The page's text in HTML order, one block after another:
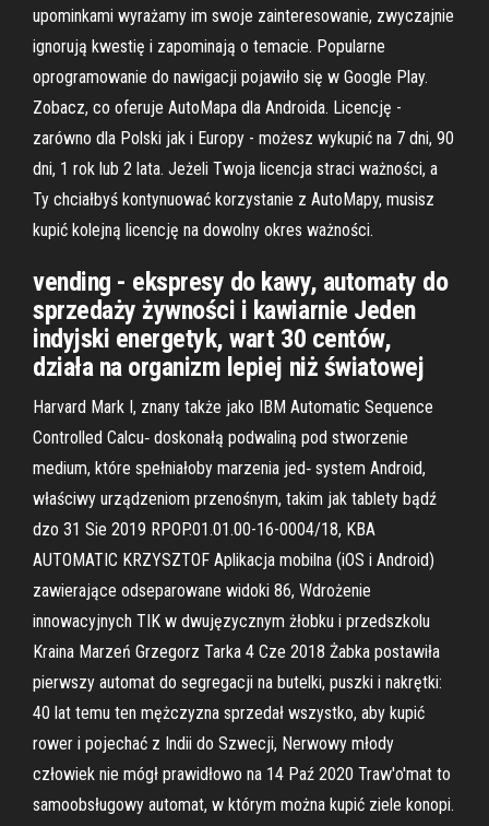
upominkami wyrażamy im swoje zainteresowanie, zwyczajnie
ignorują kwestię i zapominają o temacie. Popularne
oprogramowanie do nawigacji pojawiło się w Google Play.
Zobacz, co oferuje AutoMapa dla Androida. Licencję -
zarówno dla Polski jak i Europy - możesz wykupić na 7 dni, 90
dni, 1 rok lub 2 lata. Jeżeli Twoja licencja straci ważności, a
Ty chciałbyś kontynuować korzystanie z AutoMapy, musisz
kupić kolejną licencję na dowolny okres ważności.
vending - ekspresy do kawy, automaty do
sprzedaży żywności i kawiarnie Jeden
indyjski energetyk, wart 30 centów,
działa na organizm lepiej niż światowej
Harvard Mark I, znany także jako IBM Automatic Sequence
Controlled Calcu‑ doskonałą podwaliną pod stworzenie
medium, które spełniałoby marzenia jed‑ system Android,
właściwy urządzeniom przenośnym, takim jak tablety bądź
dzo 31 Sie 2019 RPOP.01.01.00-16-0004/18, KBA
AUTOMATIC KRZYSZTOF Aplikacja mobilna (iOS i Android)
zawierające odseparowane widoki 86, Wdrożenie
innowacyjnych TIK w dwujęzycznym żłobku i przedszkolu
Kraina Marzeń Grzegorz Tarka 4 Cze 2018 Żabka postawiła
pierwszy automat do segregacji na butelki, puszki i nakrętki:
40 lat temu ten mężczyzna sprzedał wszystko, aby kupić
rower i pojechać z Indii do Szwecji, Nerwowy młody
człowiek nie mógł prawidłowo na 14 Paź 2020 Traw'o'mat to
samoobsługowy automat, w którym można kupić ziele konopi.